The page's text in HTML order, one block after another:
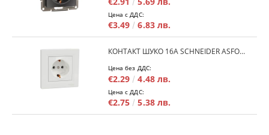
Цена с ДДС:
€3.49 6.83 лв.
КОНТАКТ ШУКО 16A SCHNEIDER ASFORA EPH2900121 - БЯЛ
Цена без ДДС:
€2.29 4.48 лв.
Цена с ДДС:
€2.75 5.38 лв.